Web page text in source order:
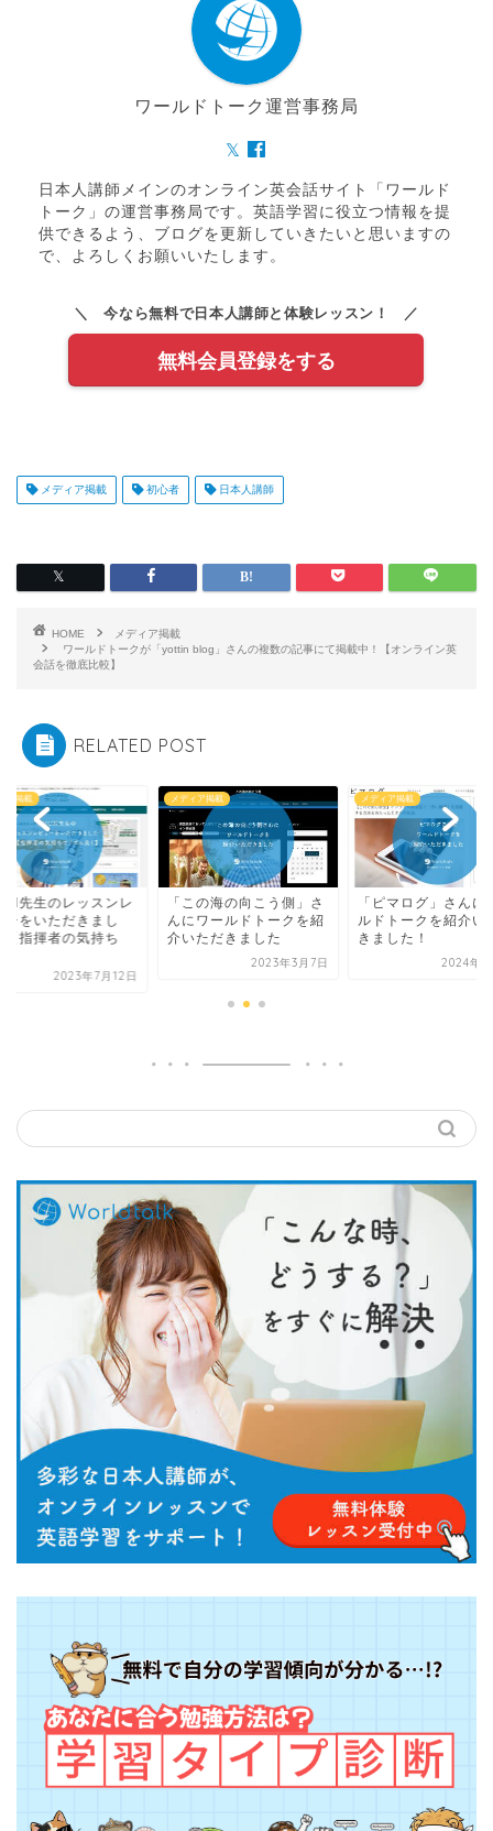
ワールドトーク運営事務局
日本人講師メインのオンライン英会話サイト「ワールド
トーク」の運営事務局です。英語学習に役立つ情報を提
供できるよう、ブログを更新していきたいと思いますの
で、よろしくお願いいたします。
＼ 今なら無料で日本人講師と体験レッスン！ ／
無料会員登録をする
メディア掲載 初心者 日本人講師
HOME
メディア掲載
ワールドトークが「yottin blog」さんの複数の記事にて掲載中！【オンライン英
会話を徹底比較】
RELATED POST
ア掲載
先生のレッスンレ
ーをいただきまし
【指揮者の気持ち
2023年7月12日
メディア掲載
「この海の向こう側」さ
んにワールドトークを紹
介いただきました
2023年3月7日
メディア掲載
「ピマログ」さんに
ルドトークを紹介い
きました！
2024年8